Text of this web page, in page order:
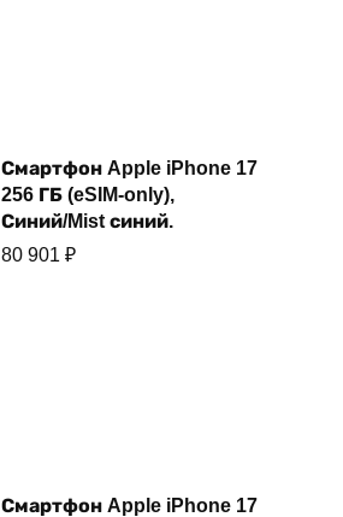
Купить
Смартфон Apple iPhone 17
256 ГБ (eSIM-only),
Синий/Mist синий.
80 901 ₽
Купить
Смартфон Apple iPhone 17